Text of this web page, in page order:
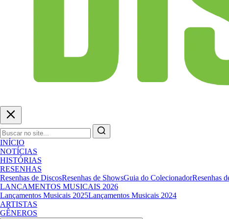
INÍCIO
NOTÍCIAS
HISTÓRIAS
RESENHAS
Resenhas de DiscosResenhas de ShowsGuia do ColecionadorResenhas
LANÇAMENTOS MUSICAIS 2026
Lançamentos Musicais 2025Lançamentos Musicais 2024
ARTISTAS
GÊNEROS